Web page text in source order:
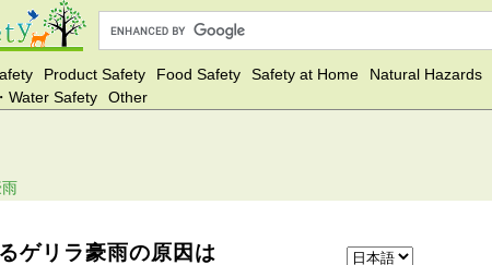
Product Safety Food Safety Safety at Home Natural Hazards
Water Safety Other
ゲリラ豪雨の原因は